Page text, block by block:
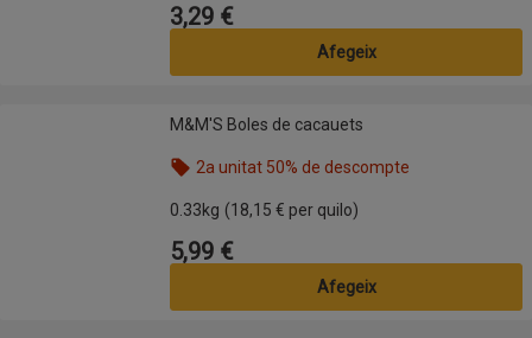
Preu
3,29 €
Afegeix
M&M'S Boles de cacauetsM&M'S Boles de cacauets
2a unitat 50% de descompte
0.33kg (18,15 € per quilo)
Preu
5,99 €
Afegeix